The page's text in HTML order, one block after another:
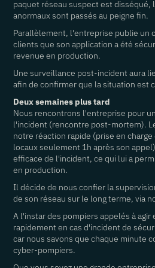
paquet réseau suspect est
anormaux sont passés au peigne fin.
Parallèlement, l'entreprise publie un
clients que son application a été
revenue en production.
Une surveillance post-incident aura
afin de confirmer que la situation est
Deux semaines plus tard
Nous rencontrons l'entreprise pour
l'incident (rencontre post-mortem).
notre réaction rapide (prise en
locaux seulement 1h après son
efficace de l'incident, ce qui lui a
en production.
Il décide de nous confier la
de son réseau sur le long terme, via
A l'instar des pompiers appelés à agir
rapidement en cas d'incident de
car nous savons que chaque minute
cyber-pompiers.